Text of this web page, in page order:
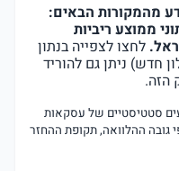
מהמקורות הבאים:
ממוצע ריביות
לחצו לצפייה בנתון
חדש) ניתן גם להוריד
סטטיסטיים של עסקאות
גובה ההלוואה, תקופת ההחזר